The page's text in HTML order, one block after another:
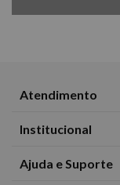
Atendimento
Institucional
Ajuda e Suporte